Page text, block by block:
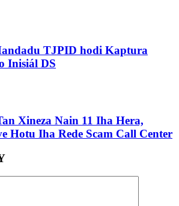
TJPID hodi Kaptura
Inisiál DS
Xineza Nain 11 Iha Hera,
Hotu Iha Rede Scam Call Center